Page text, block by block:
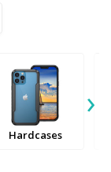
Hardcases
›